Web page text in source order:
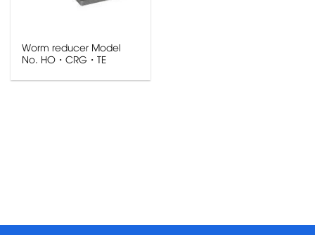
Worm reducer Model
No. HO・CRG・TE